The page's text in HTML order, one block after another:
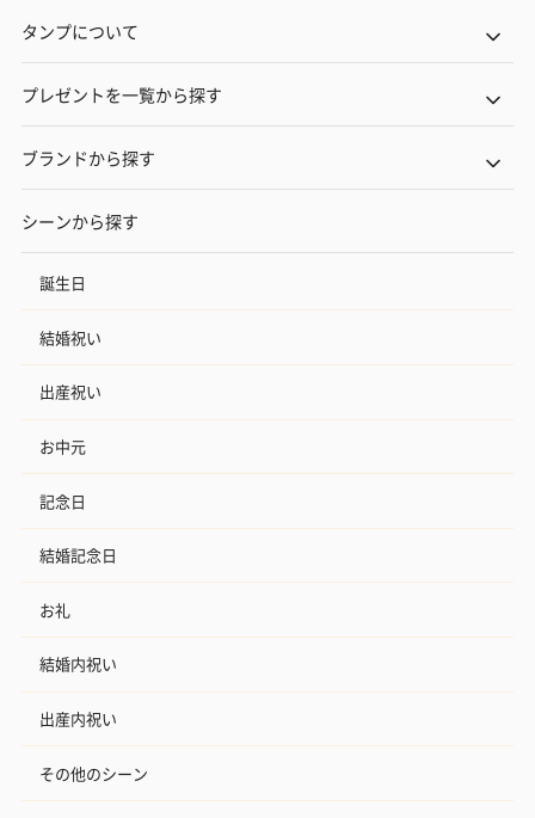
タンプについて
プレゼントを一覧から探す
ブランドから探す
シーンから探す
誕生日
結婚祝い
出産祝い
お中元
記念日
結婚記念日
お礼
結婚内祝い
出産内祝い
その他のシーン